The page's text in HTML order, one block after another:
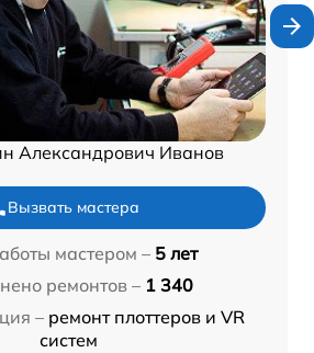
Александрович Иванов
Вызвать мастера
мастером – 5 лет
ремонтов – 1 340
– ремонт плоттеров и VR
систем